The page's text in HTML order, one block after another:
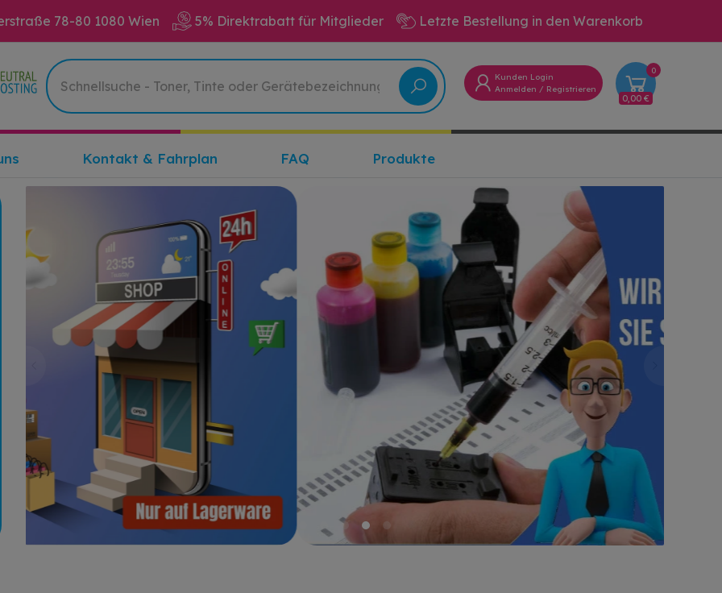
78-80 1080 Wien 5% Direktrabatt für Mitglieder Letzte Bestellung in den Warenkorb
Kunden Login
Anmelden / Registrieren
0
0,00 €
Kontakt & Fahrplan FAQ Produkte